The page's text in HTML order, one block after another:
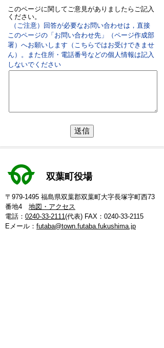
このページに関してご意見がありましたらご記入
ください。
（ご注意）回答が必要なお問い合わせは，直接
このページの「お問い合わせ先」（ページ作成部
署）へお願いします（こちらではお受けできませ
ん）。また住所・電話番号などの個人情報は記入
しないでください
双葉町役場
〒979-1495 福島県双葉郡双葉町大字長塚字町西73
番地4 地図・アクセス
電話： 0240-33-2111(代表) FAX：0240-33-2115
Eメール： futaba@town.futaba.fukushima.jp